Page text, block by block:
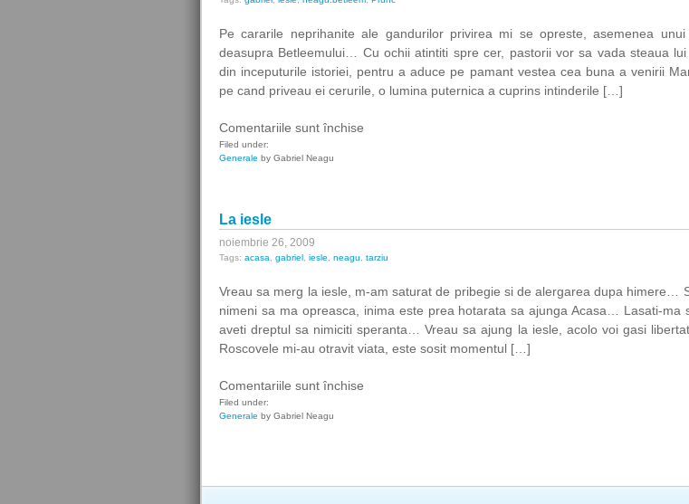
Pe cararile neprihanite ale gandurilor privirea mi se opreste, asemenea
deasupra Betleemului… Cu ochii atintiti spre cer, pastorii vor sa vada steaua
din inceputurile istoriei, pentru a aduce pe pamant vestea cea buna a venirii
pe cand priveau ei cerurile, o lumina puternica a cuprins intinderile […]
Comentariile sunt închise
Filed under:
Generale by Gabriel Neagu
La iesle
noiembrie 26, 2009
Tags: acasa gabriel iesle neagu tarziu
Vreau sa merg la iesle, m-am saturat de pribegie si de alergarea dupa himere…
nimeni sa ma opreasca, inima este prea hotarata sa ajunga Acasa… Lasati-
aveti dreptul sa nimiciti speranta… Vreau sa ajung la iesle, acolo voi gasi
Roscovele mi-au otravit viata, este sosit momentul […]
Comentariile sunt închise
Filed under:
Generale by Gabriel Neagu